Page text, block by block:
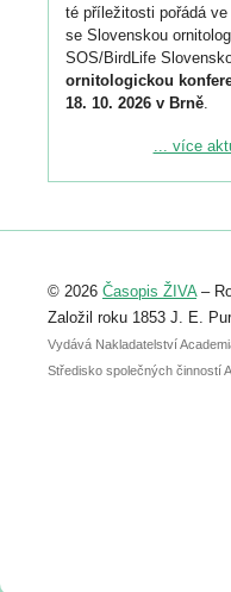
té příležitosti pořádá ve
se Slovenskou
SOS/BirdLife
ornitologickou
18. 10. 2026 v Brně.
Podrobnější informace
Registrovat se můžete
abstraktu přihlášené
posteru je už 30.
... více
© 2026 Časopis ŽIVA–
Založil roku 1853 J. E.
Vydává Nakladatelství
Středisko společných činností